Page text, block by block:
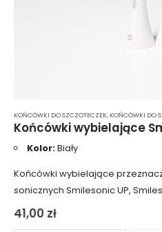
KOŃCÓWKI DO SZCZOTECZEK, KOŃCÓWKI DO
Kolor:Biały
Końcówki wybielające
sonicznych Smilesonic UP,
Posiadają twarde, gęste włosie,
odpowiedzialne za
41,00 zł